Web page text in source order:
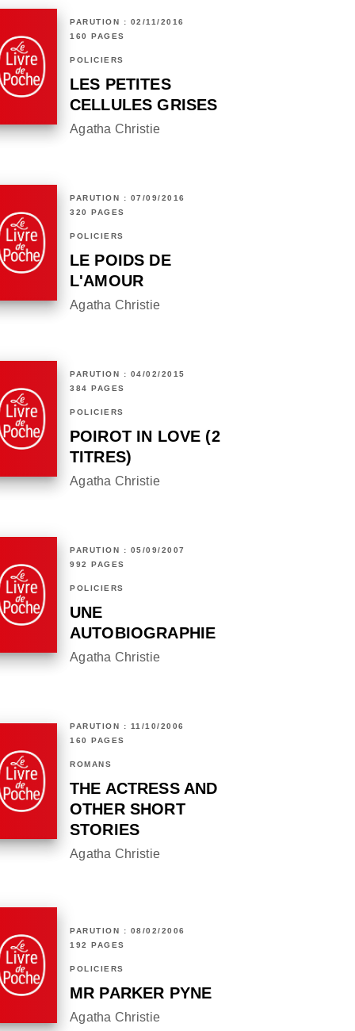
PARUTION : 02/11/2016
160 PAGES
POLICIERS
LES PETITES
CELLULES GRISES
Agatha Christie
PARUTION : 07/09/2016
320 PAGES
POLICIERS
LE POIDS DE
L'AMOUR
Agatha Christie
PARUTION : 04/02/2015
384 PAGES
POLICIERS
POIROT IN LOVE (2
TITRES)
Agatha Christie
PARUTION : 05/09/2007
992 PAGES
POLICIERS
UNE
AUTOBIOGRAPHIE
Agatha Christie
PARUTION : 11/10/2006
160 PAGES
ROMANS
THE ACTRESS AND
OTHER SHORT
STORIES
Agatha Christie
PARUTION : 08/02/2006
192 PAGES
POLICIERS
MR PARKER PYNE
Agatha Christie